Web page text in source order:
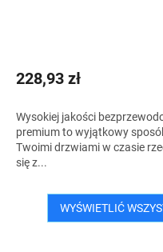
228,93 zł
Wysokiej jakości
premium to wyjątkowy
Twoimi drzwiami w czasie
się z...
WYŚWIETLIĆ